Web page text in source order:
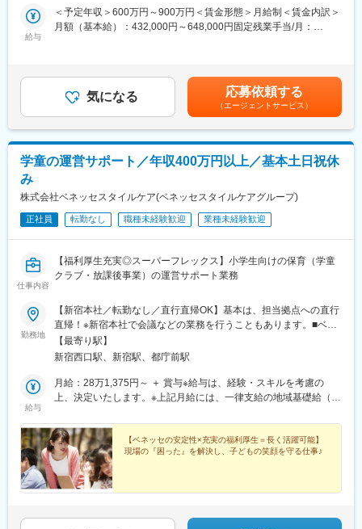
中ですが、サービス対象をこども家庭センター・保健センターな
どへ広げ、AiCANアプリ市区町村版を提供予定です。
子どもの虐待死を防ぐためには、危険な状態にある子どもを見逃
さないことが非常に重要です。しかし、児童相談所等の職員は、
不確実な情報しかない中で、子どもを保護すべきかどうか”といっ
課題となっています。サービスを多くの自治体様に届け「子ども
虐待の見過ごしゼロ」を実現します。
た専門家の知見と、AI・データ活用を融合したプロダクトです。
単なるSaaS提供に留まらず、導入支援・研修・業務改善まで一貫
■概要
自治体向け虐待対応支援システム「AiCAN」のPdMとして、要件
きいポジションです。
現在「価値ある機能を正しく・速く届ける」開発体制への転換期
にあります。スクラムマスターとPdMが業務を兼任しています
が、今後の大規模改修や新規領域（母子保健・教育センター版）
の開発を見据え、プロダクトの意思決定を専任で行うPdMを募集
します。まずは既存メンバーと連携して「何を・なぜ・いつ作る
か」の整理から着手いただき、将来的にはPOとして、ビジョンや
ロードマップの策定を主導していただくことを期待しています。
■業務詳細
子どもの安全を守る自治体向けシステムを通じ、社会課題解決に
直接貢献できる点が最大の魅力です。営業CSメンバーから現場の
要望・ニーズをヒアリングし要件を整理するとともに、スクラム
きる環境です。大規模改修や新規開発なども含め、成長過程のプ
ロダクトの意思決定を担うことができ、攻めの姿勢でプロダクト
■組織構成
マネージャー1名、PdMチーム2名（連携する開発チーム7名）
PM経験・PdM経験のある方はいるので、技術に明るい方を迎えた
いです。
■技術環境
給与
＜予定年収＞600万円～900万円＜賃金形態＞月給制＜賃金内訳＞
月額（基本給）：432,000円～648,000円固定残業手当/月：
賃金はあくまでも目安の金額であり、選考を通じて上下する可能
性があります。賃金はあくまでも目安の金額であり、選考を通じ
て上下する可能性があります。月給(月額)は固定手当を含めた表記
です。
気になる 応募依頼する
（エージェントサービス）
学童の運営サポート／年収400万円以上／基本土日祝休
み
株式会社ベネッセスタイルケア(ベネッセスタイルケアグループ)
正社員 転勤なし 職種未経験歓迎 業種未経験歓迎
仕事内容
【福利厚生充実◎スーパーフレックス】小学生向けの保育（学童
クラブ・放課後事業）の運営サポート業務
勤務地
【新宿本社／転勤なし／直行直帰OK】基本は、担当拠点への直行
直帰！※新宿本社で会議などの業務を行うこともあります。■ベネ
ッセスタイルケア 新宿本社 学童事業部東京都新宿区西新宿2-
3-1 新宿モノリスビル26階＜ アクセス ＞・JR線『新宿駅』西
下鉄新宿線『新宿駅(新都心口) 』から徒歩約5分・大江戸線『都庁
前駅』から徒歩約5分＜ 拠点所在地 ＞東京都文京区、千代田区、
崎市、横浜市、藤沢市、千葉県浦安市※お住まいを考慮し、担当拠
点を決定いたします。※受動喫煙対策：屋内禁煙
【最寄り駅】
新宿西口駅、新宿駅、都庁前駅
給与
月給：28万1,375円～ ＋ 賞与※給与は、経験・スキルを考慮の
上、決定いたします。※上記月給には、一律支給の地域基礎給（2
万1,375円～）を含みます。超過分は別途支給。【別途特別賞与あ
り！】賞与支給対象期間（6カ月）の残業時間が270時間以下の場
合、年間0.5カ月分を加算支給いたします！
【ベネッセの安定性×充実の福利厚生＝長く活躍可能】
現場の『困った』を解決し、子どもの笑顔を守る仕事♪